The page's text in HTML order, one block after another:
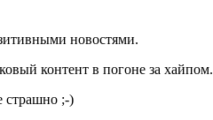
новостями.
контент в погоне за хайпом.
страшно ;-)